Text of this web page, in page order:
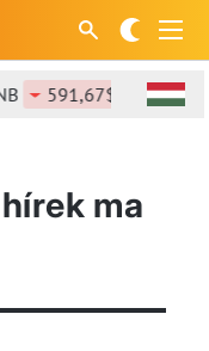
591,67$ -0,26%
ma